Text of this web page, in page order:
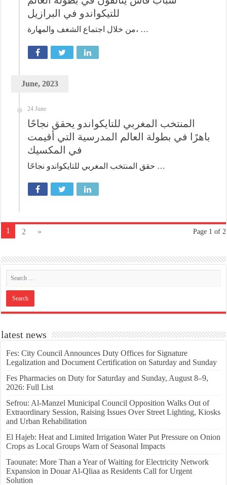
للتيكواندو في البرازيل
من خلال اجتماع الشغف والمهارة، …
June, 2023
24 June
المنتخب المغربي للتايكواندو يحقق نجاحًا
باهرًا في بطولة العالم المدرسية التي أقيمت
في المكسيك
حقق المنتخب المغربي للتايكواندو نجاحًا …
Page 1 of 2
1 2 »
latest news
Fes: City Council Announces Duty Offices for Signature
Legalization and Document Certification on Saturday and Sunday
Fes Pharmacies on Duty for Saturday and Sunday, August 8–9,
2026: Full List
Sefrou: Al-Manzel Municipal Council Opposition Walks Out of
Extraordinary Session, Raising Issues Over Street Lighting, Kiosks
and Urban Rehabilitation
El Hajeb: Heat and Limited Irrigation Water Put Pressure on Onion
Crops as Local Groups Warn of Seasonal Impacts
Taounate: More Than a Year of Waiting for Electricity Network
Expansion in Douar Al-Qliaa as Residents Call for Urgent
Solution